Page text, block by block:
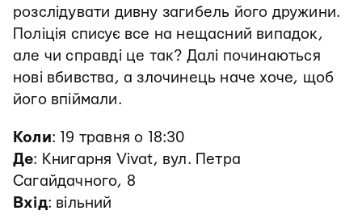
розслідувати дивну загибель його дружини.
Поліція списує все на нещасний випадок,
але чи справді це так? Далі починаються
нові вбивства, а злочинець наче хоче, щоб
його впіймали.
Коли: 19 травня о 18:30
Де: Книгарня Vivat, вул. Петра
Сагайдачного, 8
Вхід: вільний